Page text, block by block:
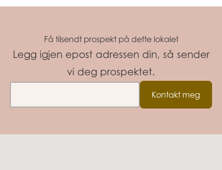
Få tilsendt prospekt på dette lokalet
Legg igjen epost adressen din, så sender
vi deg prospektet.